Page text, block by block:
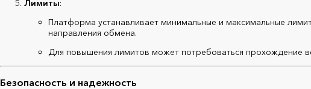
Лимиты:
Платформа устанавливает минимальные и максимальные
направления обмена.
Для повышения лимитов может потребоваться прохождение
Безопасность и надежность